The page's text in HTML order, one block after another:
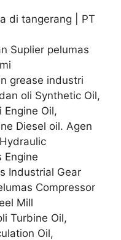
di tangerang | PT
Suplier pelumas
grease industri
oli Synthetic Oil,
Oil,
Diesel oil. Agen
Engine
Industrial Gear
Compressor
Mill
Turbine Oil,
Oil,